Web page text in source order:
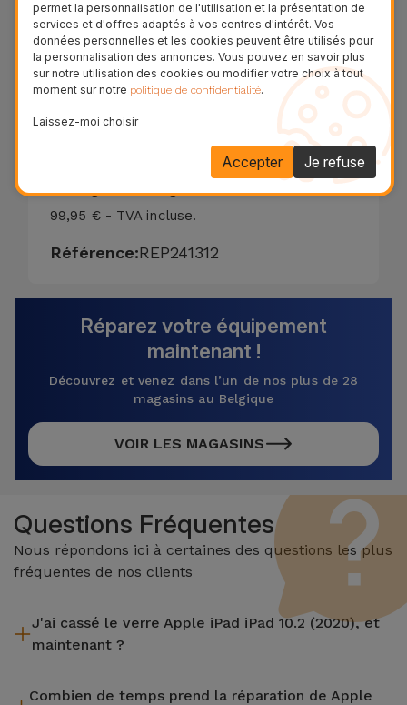
- Panneaux vert-de-gris à côté de la porte;
- Absence de Sonnerie dans les Appels
(Uniquement).
Souvent l'équipement n'est fonctionnel
qu'après nettoyage et sans frais. Si le port
de connexion est endommagé, nous
échangerons la pièce contre une nouvelle.
Le diagnostic est gratuit !
99,95 € - TVA incluse.
Référence:REP241312
Réparez votre équipement
maintenant !
Découvrez et venez dans l’un de nos plus de 28
magasins au Belgique
VOIR LES MAGASINS
Questions Fréquentes
Nous répondons ici à certaines des questions les plus
fréquentes de nos clients
J'ai cassé le verre Apple iPad iPad 10.2 (2020), et
maintenant ?
de 2 ans. Trouvez le magasin le plus proche.
Combien de temps prend la réparation de Apple
permet la personnalisation de l'utilisation et la présentation de
services et d'offres adaptés à vos centres d'intérêt. Vos
données personnelles et les cookies peuvent être utilisés pour
la personnalisation des annonces. Vous pouvez en savoir plus
sur notre utilisation des cookies ou modifier votre choix à tout
moment sur notre politique de confidentialité.
Laissez-moi choisir
Je refuse
Accepter